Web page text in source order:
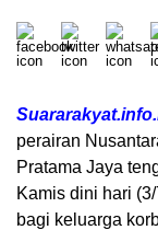
perairan
Pratama Jaya
Kamis dini hari
bagi keluarga